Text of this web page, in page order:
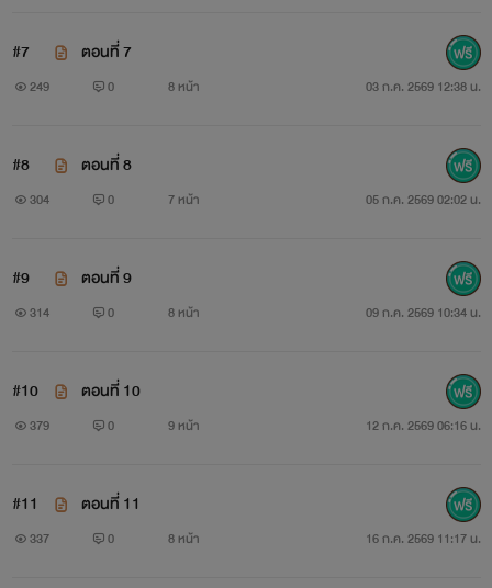
#7 ตอนที่ 7
249 0 8 หน้า 03 ก.ค. 2569 12:38 น.
#8 ตอนที่ 8
304 0 7 หน้า 05 ก.ค. 2569 02:02 น.
#9 ตอนที่ 9
314 0 8 หน้า 09 ก.ค. 2569 10:34 น.
#10 ตอนที่ 10
379 0 9 หน้า 12 ก.ค. 2569 06:16 น.
#11 ตอนที่ 11
337 0 8 หน้า 16 ก.ค. 2569 11:17 น.